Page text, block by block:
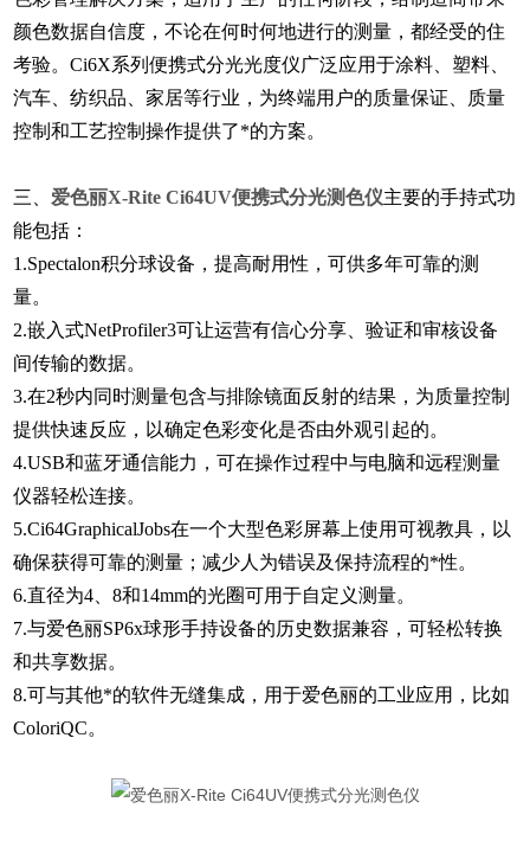
颜色数据自信度，不论在何时何地进行的测量，都经受的住
考验。Ci6X系列便携式分光光度仪广泛应用于涂料、塑料、
汽车、纺织品、家居等行业，为终端用户的质量保证、质量
控制和工艺控制操作提供了*的方案。
三、 爱色丽X-Rite Ci64UV便携式分光测色仪主要的手持式功
能包括：
1.Spectalon积分球设备，提高耐用性，可供多年可靠的测
量。
2.嵌入式NetProfiler3可让运营有信心分享、验证和审核设备
间传输的数据。
3.在2秒内同时测量包含与排除镜面反射的结果，为质量控制
提供快速反应，以确定色彩变化是否由外观引起的。
4.USB和蓝牙通信能力，可在操作过程中与电脑和远程测量
仪器轻松连接。
5.Ci64GraphicalJobs在一个大型色彩屏幕上使用可视教具，以
确保获得可靠的测量；减少人为错误及保持流程的*性。
6.直径为4、8和14mm的光圈可用于自定义测量。
7.与爱色丽SP6x球形手持设备的历史数据兼容，可轻松转换
和共享数据。
8.可与其他*的软件无缝集成，用于爱色丽的工业应用，比如
ColoriQC。